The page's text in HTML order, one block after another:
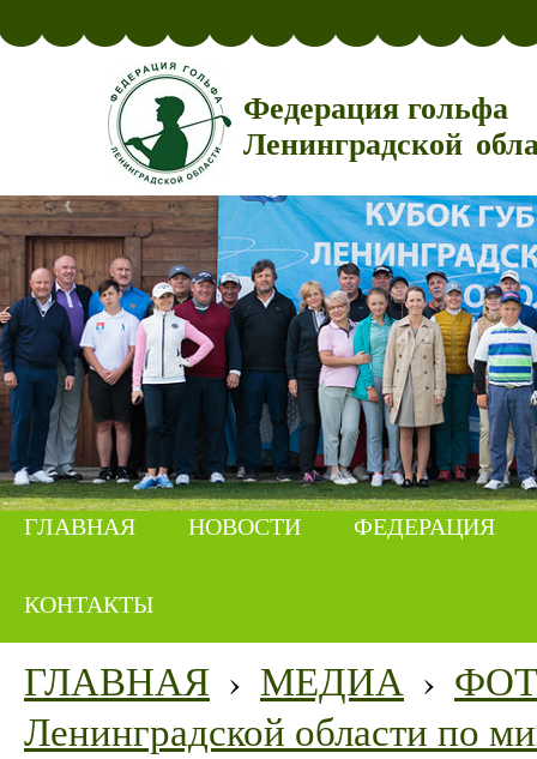
Федерация гольфа
Ленинградской
ГЛАВНАЯ НОВОСТИ ФЕДЕРАЦИЯ
КОНТАКТЫ
ГЛАВНАЯ › МЕДИА ›
Ленинградской области по